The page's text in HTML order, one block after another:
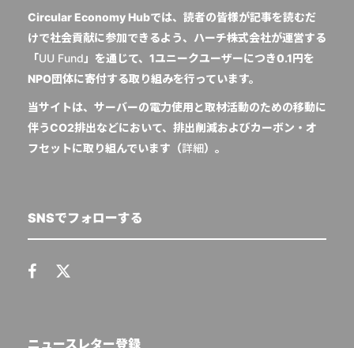
Circular Economy Hubでは、読者の皆様が記事を読むだ
けで社会貢献に参加できるよう、ハーチ株式会社が運営する
「UU Fund 」を通じて、1ユニークユーザーにつき0.1円を
NPO団体に寄付する取り組みを行っています。
当サイトは、サーバーの電力使用と取材活動のための移動に
伴うCO2排出などにおいて、排出削減およびカーボン・オ
フセットに取り組んでいます（詳細）。
SNSでフォローする
ニュースレター登録